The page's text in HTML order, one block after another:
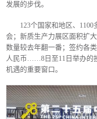
发展的步伐。
123个国家和地区、
会；新质生产力展区面积扩
数量较去年翻一番；签约各
人民币……8日至11日举办的
机遇的重要窗口。